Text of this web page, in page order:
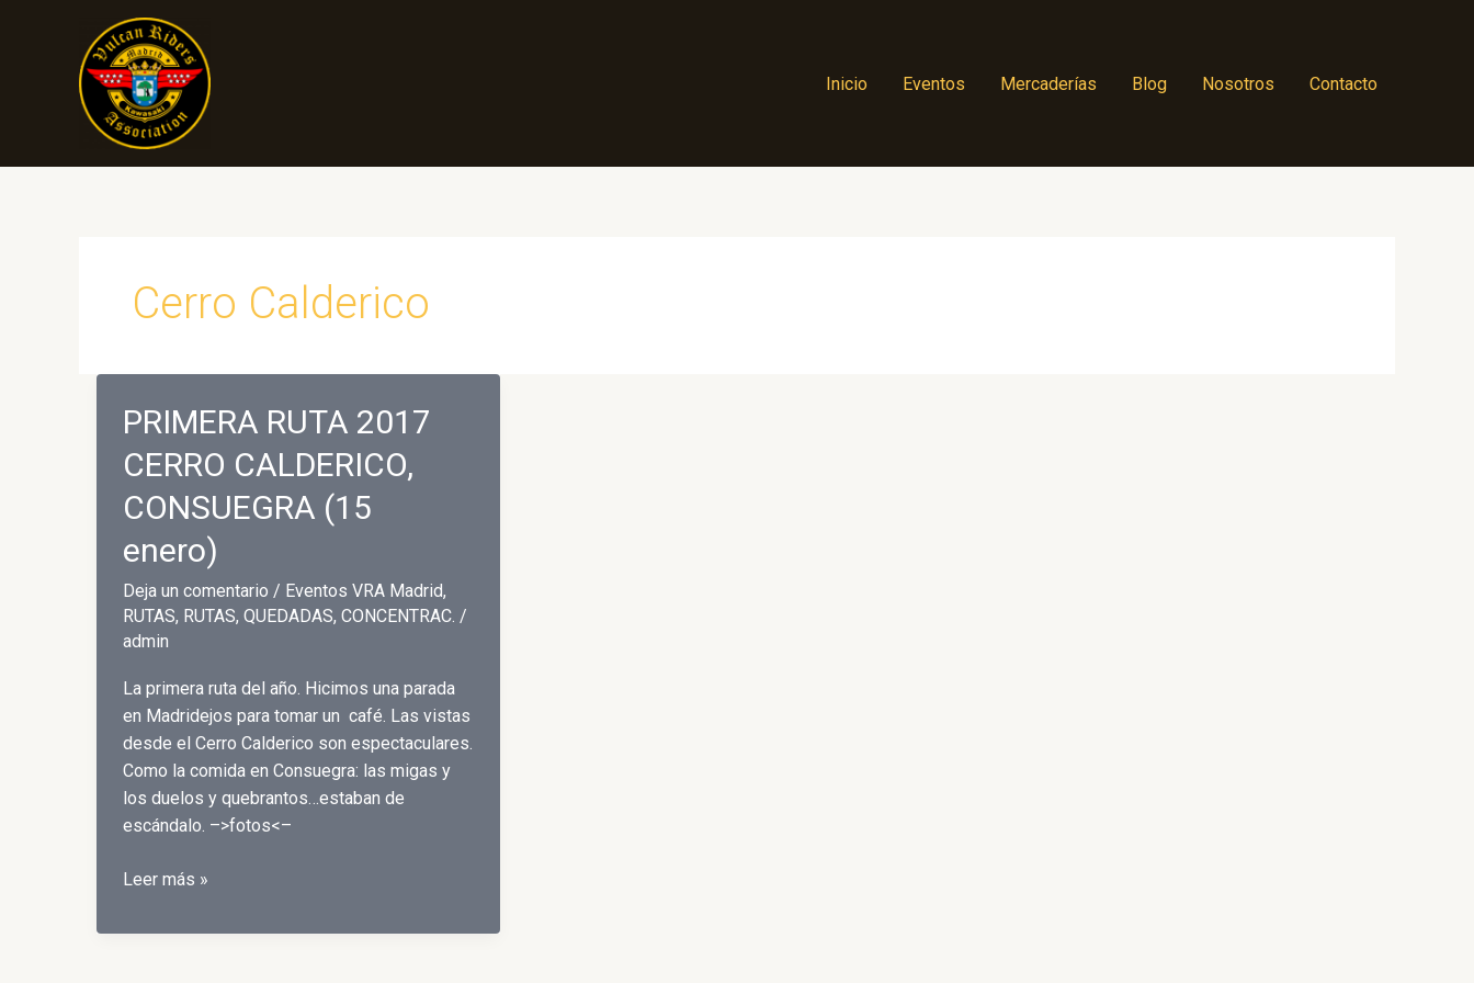
Inicio Eventos Mercaderías Blog Nosotros Contacto
Cerro Calderico
PRIMERA RUTA 2017
CERRO CALDERICO,
CONSUEGRA (15
enero)
Deja un comentario / Eventos VRA Madrid,
RUTAS, RUTAS, QUEDADAS, CONCENTRAC. /
admin
La primera ruta del año. Hicimos una parada
en Madridejos para tomar un café. Las vistas
desde el Cerro Calderico son espectaculares.
Como la comida en Consuegra: las migas y
los duelos y quebrantos…estaban de
escándalo. –>fotos<–
PRIMERA
2017
Leer más »